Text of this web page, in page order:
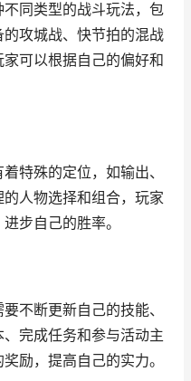
不同类型的战斗玩法，包
攻城战、快节拍的混战
可以根据自己的偏好和
特殊的定位，如输出、
人物选择和组合，玩家
步自己的胜率。
不断更新自己的技能、
完成任务和参与活动主
励，提高自己的实力。